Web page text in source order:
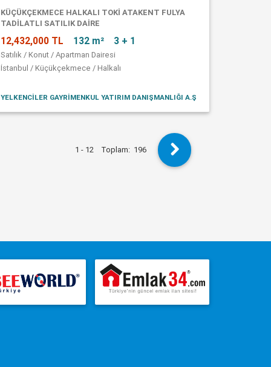
KÜÇÜKÇEKMECE HALKALI TOKİ ATAKENT FULYA
TADİLATLI SATILIK DAİRE
12,432,000 TL 132 m² 3 + 1
Satılık / Konut / Apartman Dairesi
İstanbul / Küçükçekmece / Halkalı
YELKENCİLER GAYRİMENKUL YATIRIM DANIŞMANLIĞI A.Ş
1 - 12 Toplam: 196